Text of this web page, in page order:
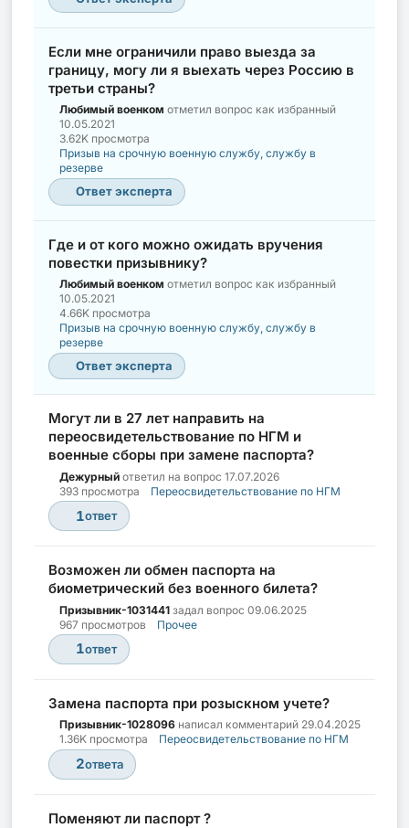
Если мне ограничили право выезда за
границу, могу ли я выехать через Россию в
третьи страны?
Любимый военком отметил вопрос как избранный
10.05.2021
3.62K просмотра
Призыв на срочную военную службу, службу в
резерве
Ответ эксперта
Где и от кого можно ожидать вручения
повестки призывнику?
Любимый военком отметил вопрос как избранный
10.05.2021
4.66K просмотра
Призыв на срочную военную службу, службу в
резерве
Ответ эксперта
Могут ли в 27 лет направить на
переосвидетельствование по НГМ и
военные сборы при замене паспорта?
Дежурный ответил на вопрос 17.07.2026
393 просмотра
Переосвидетельствование по НГМ
1ответ
Возможен ли обмен паспорта на
биометрический без военного билета?
Призывник-1031441 задал вопрос 09.06.2025
967 просмотров
Прочее
1ответ
Замена паспорта при розыскном учете?
Призывник-1028096 написал комментарий 29.04.2025
1.36K просмотра
Переосвидетельствование по НГМ
2ответа
Поменяют ли паспорт ?